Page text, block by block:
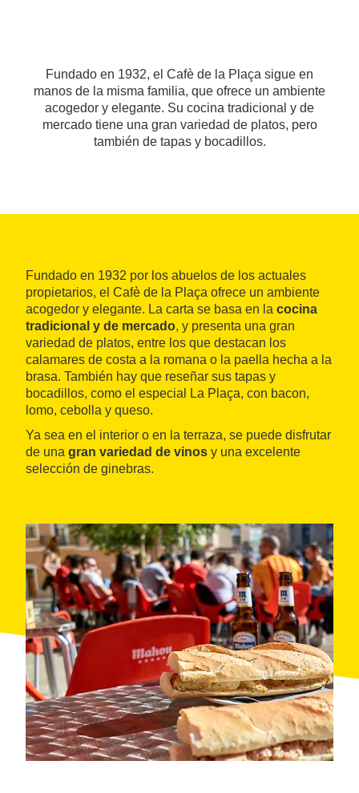
Fundado en 1932, el Cafè de la Plaça sigue en
manos de la misma familia, que ofrece un ambiente
acogedor y elegante. Su cocina tradicional y de
mercado tiene una gran variedad de platos, pero
también de tapas y bocadillos.
Fundado en 1932 por los abuelos de los actuales
propietarios, el Cafè de la Plaça ofrece un ambiente
acogedor y elegante. La carta se basa en la cocina
tradicional y de mercado, y presenta una gran
variedad de platos, entre los que destacan los
calamares de costa a la romana o la paella hecha a la
brasa. También hay que reseñar sus tapas y
bocadillos, como el especial La Plaça, con bacon,
lomo, cebolla y queso.
Ya sea en el interior o en la terraza, se puede disfrutar
de una gran variedad de vinos y una excelente
selección de ginebras.